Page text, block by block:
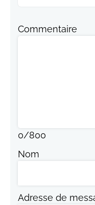
Commentaire
0/800
Nom
Adresse de